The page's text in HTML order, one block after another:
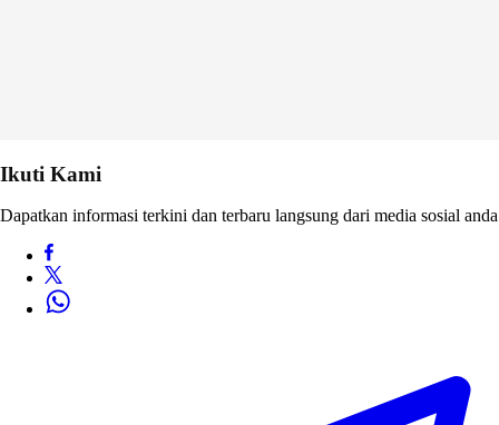
Ikuti Kami
Dapatkan informasi terkini dan terbaru langsung dari media sosial anda